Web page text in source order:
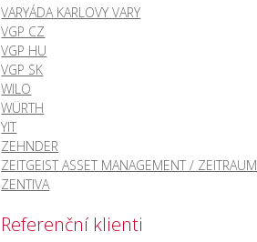
VARYÁDA KARLOVY VARY
VGP CZ
VGP HU
VGP SK
WILO
WÜRTH
YIT
ZEHNDER
ZEITGEIST ASSET MANAGEMENT / ZEITRAUM
ZENTIVA
Referenční klienti